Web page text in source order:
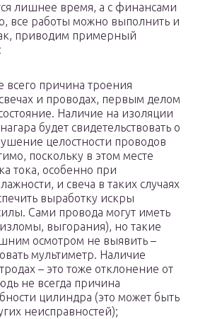
лишнее время, а с финансами
все работы можно выполнить и
приводим примерный
всего причина троения
и проводах, первым делом
Наличие на изоляции
будет свидетельствовать о
целостности проводов
поскольку в этом месте
тока, особенно при
и свеча в таких случаях
выработку искры
Сами провода могут иметь
выгорания), но такие
осмотром не выявить –
мультиметр. Наличие
– это тоже отклонение от
не всегда причина
цилиндра (это может быть
неисправностей);